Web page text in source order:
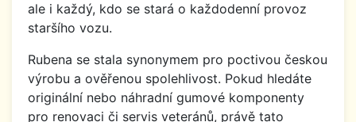
ale i každý, kdo se stará o každodenní provoz
staršího vozu.
Rubena se stala synonymem pro poctivou českou
výrobu a ověřenou spolehlivost. Pokud hledáte
originální nebo náhradní gumové komponenty
pro renovaci či servis veteránů, právě tato